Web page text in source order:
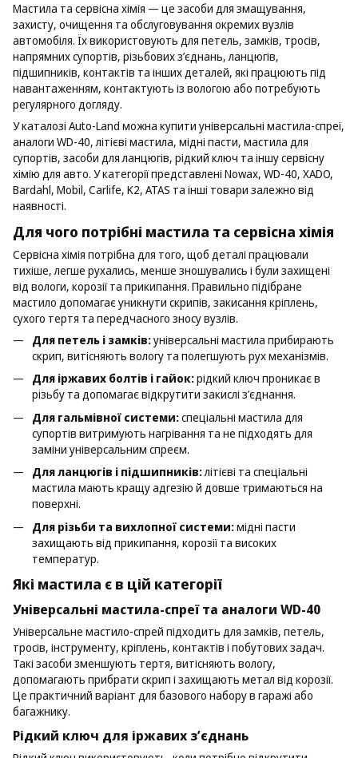
Мастила та сервісна хімія — це засоби для змащування,
захисту, очищення та обслуговування окремих вузлів
автомобіля. Їх використовують для петель, замків, тросів,
напрямних супортів, різьбових з’єднань, ланцюгів,
підшипників, контактів та інших деталей, які працюють під
навантаженням, контактують із вологою або потребують
регулярного догляду.
У каталозі Auto-Land можна купити універсальні мастила-спреї,
аналоги WD-40, літієві мастила, мідні пасти, мастила для
супортів, засоби для ланцюгів, рідкий ключ та іншу сервісну
хімію для авто. У категорії представлені Nowax, WD-40, XADO,
Bardahl, Mobil, Carlife, K2, ATAS та інші товари залежно від
наявності.
Для чого потрібні мастила та сервісна хімія
Сервісна хімія потрібна для того, щоб деталі працювали
тихіше, легше рухались, менше зношувались і були захищені
від вологи, корозії та прикипання. Правильно підібране
мастило допомагає уникнути скрипів, закисання кріплень,
сухого тертя та передчасного зносу вузлів.
Для петель і замків:універсальні мастила прибирають
скрип, витісняють вологу та полегшують рух механізмів.
Для іржавих болтів і гайок:рідкий ключ проникає в
різьбу та допомагає відкрутити закислі з’єднання.
Для гальмівної системи:спеціальні мастила для
супортів витримують нагрівання та не підходять для
заміни універсальним спреєм.
Для ланцюгів і підшипників:літієві та спеціальні
мастила мають кращу адгезію й довше тримаються на
поверхні.
Для різьби та вихлопної системи:мідні пасти
захищають від прикипання, корозії та високих
температур.
Які мастила є в цій категорії
Універсальні мастила-спреї та аналоги WD-40
Універсальне мастило-спрей підходить для замків, петель,
тросів, інструменту, кріплень, контактів і побутових задач.
Такі засоби зменшують тертя, витісняють вологу,
допомагають прибрати скрип і захищають метал від корозії.
Це практичний варіант для базового набору в гаражі або
багажнику.
Рідкий ключ для іржавих з’єднань